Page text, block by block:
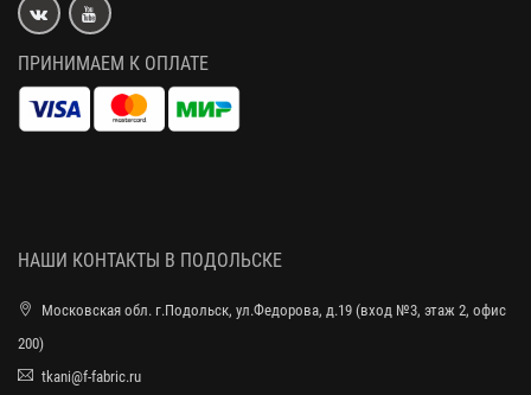
ПРИНИМАЕМ К ОПЛАТЕ
НАШИ КОНТАКТЫ В ПОДОЛЬСКЕ
Московская обл. г.Подольск, ул.Федорова, д.19 (вход №3, этаж 2, офис
200)
tkani@f-fabric.ru